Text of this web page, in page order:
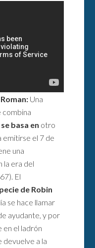
Una
combina
se basa en otro
emitirse el 7 de
una
la era del
El
de Robin
se hace llamar
ayudante, y por
en el ladrón
devuelve a la